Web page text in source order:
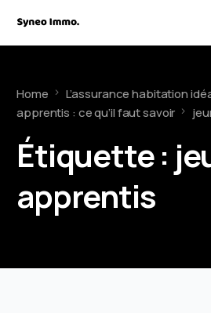
Home
L’assurance habitation
apprentis : ce qu’il faut savoir
Étiquette :
apprentis